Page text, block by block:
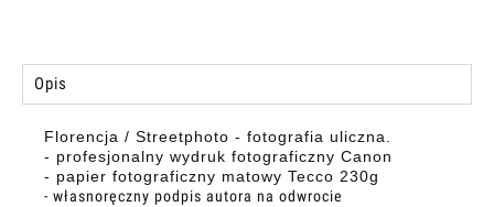
Opis
Florencja / Streetphoto - fotografia uliczna.
- profesjonalny wydruk fotograficzny Canon
- papier fotograficzny matowy Tecco 230g
- własnoręczny podpis autora na odwrocie